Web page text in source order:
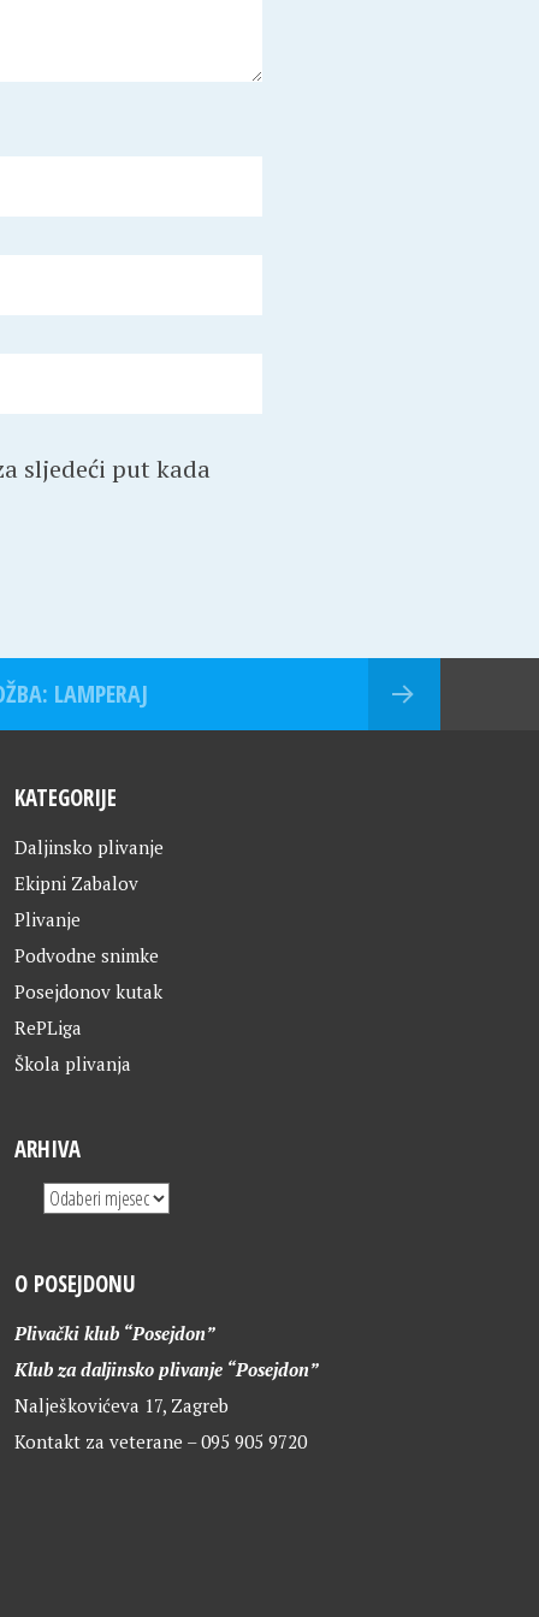
sljedeći put kada
LAMPERAJ
KATEGORIJE
Daljinsko plivanje
Ekipni Zabalov
Plivanje
Podvodne snimke
Posejdonov kutak
RePLiga
Škola plivanja
ARHIVA
O POSEJDONU
Plivački klub “Posejdon”
Klub za daljinsko plivanje “Posejdon”
Nalješkovićeva 17, Zagreb
Kontakt za veterane – 095 905 9720